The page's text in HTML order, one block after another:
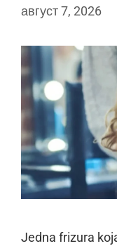
август 7, 2026
Jedna frizura